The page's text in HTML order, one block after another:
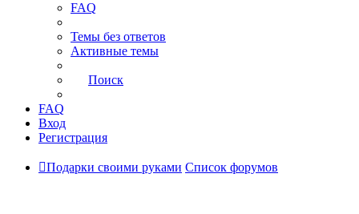
FAQ
Темы без ответов
Активные темы
Поиск
FAQ
Вход
Регистрация
Подарки своими руками Список форумов